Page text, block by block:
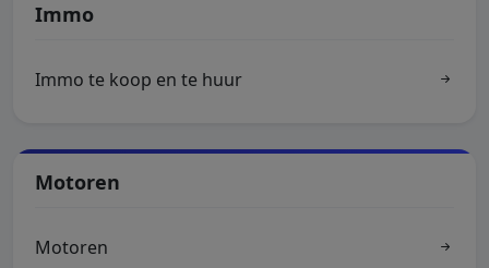
Immo
Immo te koop en te huur
Motoren
Motoren